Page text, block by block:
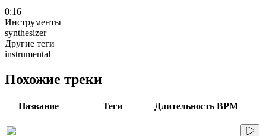
0:16
Инструменты
synthesizer
Другие теги
instrumental
Похожие треки
Название Теги Длительность BPM